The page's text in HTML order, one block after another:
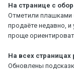
На странице с
Отметили плашками
продаёте недавно,
проще
На всех страницах
Обновлены